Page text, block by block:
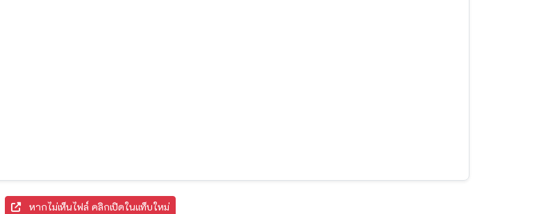
หากไม่เห็นไฟล์ คลิกเปิดในแท็บใหม่